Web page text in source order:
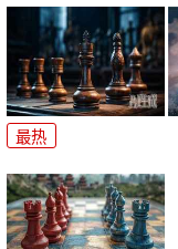
最热